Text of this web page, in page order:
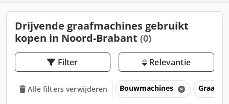
Drijvende graafmachines gebruikt
kopen in Noord-Brabant (0)
Filter Relevantie
Alle filters verwijderen Bouwmachines